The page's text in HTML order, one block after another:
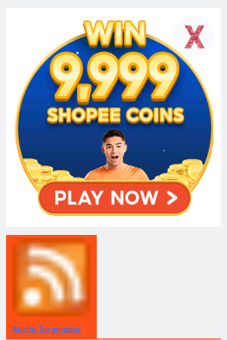
Berita Tergempar